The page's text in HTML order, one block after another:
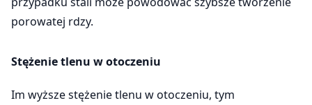
porowatej rdzy.
Stężenie tlenu w otoczeniu
Im wyższe stężenie tlenu w otoczeniu, tym